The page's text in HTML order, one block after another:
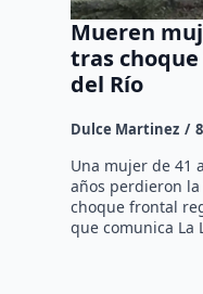
Mueren
tras
del Río
Dulce Martinez
Una mujer de 41
años perdieron
choque frontal
que comunica La